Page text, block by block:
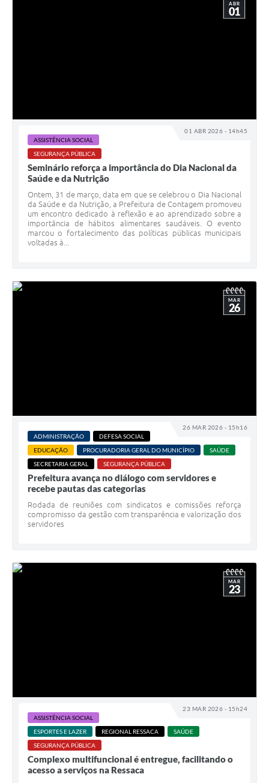
01 ABR 2026 - 14h45
ABR
01
ASSISTÊNCIA SOCIAL
SEGURANÇA PÚBLICA
Seminário reforça a importância do Dia Nacional da
Saúde e da Nutrição
Ontem, 31 de março, data em que se celebrou o Dia Nacional
da Saúde e da Nutrição, a Prefeitura de Contagem promoveu
um encontro dedicado à reflexão e ao aprendizado sobre a
importância de hábitos alimentares saudáveis. O evento
marcou o fortalecimento das políticas públicas municipais
voltadas à...
26 MAR 2026 - 15h16
MAR
26
ADMINISTRAÇÃO
DEFESA SOCIAL
EDUCAÇÃO
PROCURADORIA GERAL DO MUNICÍPIO
SAÚDE
SECRETARIA GERAL
SEGURANÇA PÚBLICA
Prefeitura avança no diálogo com servidores e
recebe pautas das categorias
Rodada de reuniões com sindicatos e comissões reforça
compromisso da gestão com transparência e valorização dos
servidores
23 MAR 2026 - 15h24
MAR
23
ASSISTÊNCIA SOCIAL
ESPORTES E LAZER
REGIONAL RESSACA
SAÚDE
SEGURANÇA PÚBLICA
Complexo multifuncional é entregue, facilitando o
acesso a serviços na Ressaca